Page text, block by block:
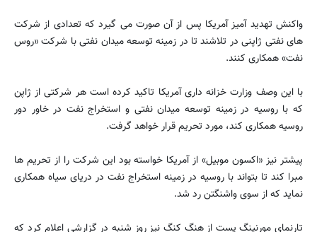
واکنش تهدید آمیز آمریکا پس از آن صورت می گیرد که تعدادی از شرکت
های نفتی ژاپنی در تلاشند تا در زمینه توسعه میدان نفتی با شرکت «روس
نفت» همکاری کنند.
با این وصف وزارت خزانه داری آمریکا تاکید کرده است هر شرکتی از ژاپن
که با روسیه در زمینه توسعه میدان نفتی و استخراج نفت در خاور دور
روسیه همکاری کند، مورد تحریم قرار خواهد گرفت.
پیشتر نیز «اکسون موبیل» از آمریکا خواسته بود این شرکت را از تحریم ها
مبرا کند تا بتواند با روسیه در زمینه استخراج نفت در دریای سیاه همکاری
نماید که از سوی واشنگتن رد شد.
تارنمای مورنینگ پست از هنگ کنگ نیز روز شنبه در گزارشی اعلام کرد که